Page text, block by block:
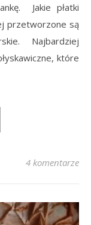
Jakie płatki
przetworzone są
Najbardziej
które
4 komentarze